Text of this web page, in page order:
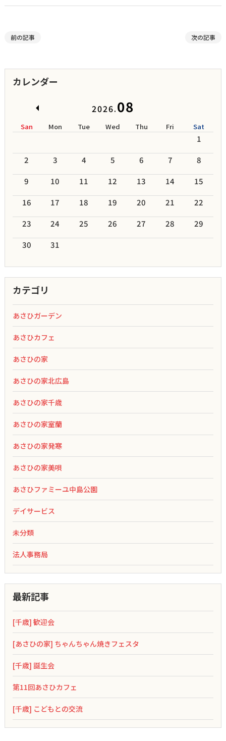
前の記事 次の記事
カレンダー
2026.08
San Mon Tue Wed Thu Fri Sat
1
2
3 4 5 6 7
8
9
10 11 12 13 14
15
16
17 18 19 20 21
22
23
24 25 26 27 28
29
30
31
カテゴリ
あさひガーデン
あさひカフェ
あさひの家
あさひの家北広島
あさひの家千歳
あさひの家室蘭
あさひの家発寒
あさひの家美唄
あさひファミーユ中島公園
デイサービス
未分類
法人事務局
最新記事
[千歳] 歓迎会
[あさひの家] ちゃんちゃん焼きフェスタ
[千歳] 誕生会
第11回あさひカフェ
[千歳] こどもとの交流